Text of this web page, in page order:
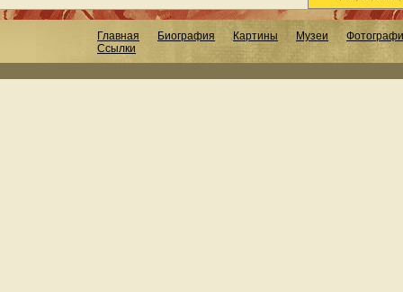
Главная Биография Картины Музеи
Ссылки